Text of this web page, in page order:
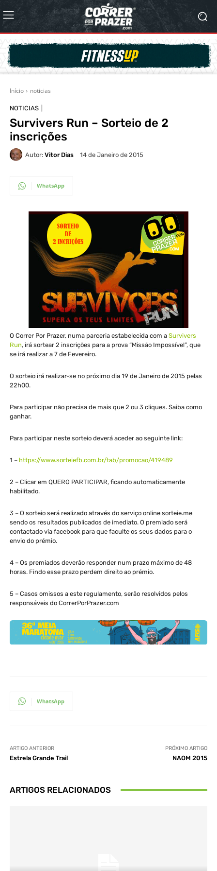
Início noticias
NOTICIAS
Survivers Run – Sorteio de 2
inscrições
Autor: Vitor Dias 14 de Janeiro de 2015
WhatsApp
O Correr Por Prazer, numa parceria estabelecida com a Survivers
Run, irá sortear 2 inscrições para a prova “Missão Impossível”, que
se irá realizar a 7 de Fevereiro.
O sorteio irá realizar-se no próximo dia 19 de Janeiro de 2015 pelas
22h00.
Para participar não precisa de mais que 2 ou 3 cliques. Saiba como
ganhar.
Para participar neste sorteio deverá aceder ao seguinte link:
1 – https://www.sorteiefb.com.br/tab/promocao/419489
2 – Clicar em QUERO PARTICIPAR, ficando automaticamente
habilitado.
3 – O sorteio será realizado através do serviço online sorteie.me
sendo os resultados publicados de imediato. O premiado será
contactado via facebook para que faculte os seus dados para o
envio do prémio.
4 – Os premiados deverão responder num prazo máximo de 48
horas. Findo esse prazo perdem direito ao prémio.
5 – Casos omissos a este regulamento, serão resolvidos pelos
responsáveis do CorrerPorPrazer.com
WhatsApp
ARTIGO ANTERIOR
Estrela Grande Trail
PRÓXIMO ARTIGO
NAOM 2015
ARTIGOS RELACIONADOS